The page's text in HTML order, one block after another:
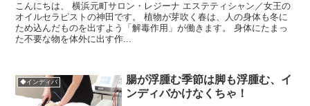
こんにちは、 横浜元町サロン・レジーナ エステティシャン／女王の
オイルセラピストの神田です。 植物が芽吹く春は、人の身体も冬に
ため込んだものを出すよう「解毒作用」が働きます。 身体にたまっ
た不要な物を体外に出す作...
◆インディバ
腸が浮腫む季節は脚も浮腫む、イ
ンディバかけなくちゃ！